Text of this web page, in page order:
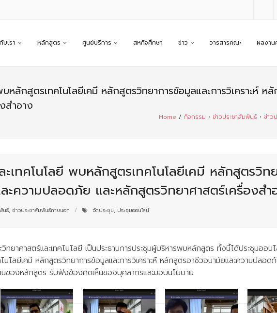
บเรา หลักสูตร ศูนย์บริการ สหกิจศึกษา ข่าว วารสารคณะ ผลงาน
ลักสูตรเทคโนโลยีเคมี หลักสูตรวิทยาการข้อมูลและการวิเคราะห์ ห
สำอาง
Home / กิจกรรม • ข่าวประชาสัมพันธ์ • ข่าว
เทคโนโลยี พบหลักสูตรเทคโนโลยีเคมี หลักสูตรวิท
ะความปลอดภัย และหลักสูตรวิทยาศาสตร์เครื่องสำ
นธ์, ข่าวประชาสัมพันธ์ภายนอก จัดประชุม, ประชุมออนไลน์
าศาสตร์และเทคโนโลยี เป็นประธานการประชุมผู้บริหารพบหลักสูตร ทั้งนี้ได้ประชุมออ
ลยีเคมี หลักสูตรวิทยาการข้อมูลและการวิเคราะห์ หลักสูตรอาชีวอนามัยและความปลอด
ของหลักสูตร รับฟังข้องคิดเห็นของบุคลากรและมอบนโยบาย